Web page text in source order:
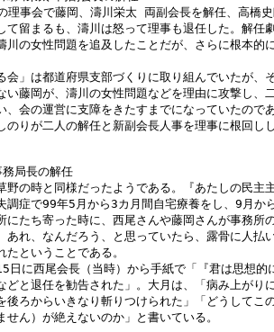
事会で藤岡、濤川栄太 両副会長を解任、高橋
て留まるも、濤川は怒って理事も退任した。解任
川の女性問題を追及したことだが、さらに根本的
」は都道府県支部づくりに取り組んでいたが、
い藤岡が、濤川の女性問題などを理由に攻撃し、
、会の運営に支障をきたすまでになっていたので
のりが二人の解任と新副会長人事を理事に根回し
務局長の解任
の時と同様だったようである。『あたしの民主
調症で99年5月から3カ月間自宅療養をし、9月か
にたち寄った時に、西尾さんや藤岡さんが事務所
あれ、なんだろう、と思っていたら、露骨に人払
たということである。
日に西尾会長（当時）から手紙で「『君は思想的
どと退任を勧告された」。大月は、「病み上がり
後ろからいきなり斬りつけられた」「どうしてこ
せん）が絶えないのか」と書いている。